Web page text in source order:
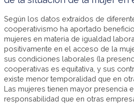
Según los datos extraídos de
cooperativismo ha aportado
mujeres en materia de igualdad
positivamente en el acceso de la
sus condiciones laborales (la
cooperativas es equitativa, y sus
existe menor temporalidad que en
Las mujeres tienen mayor presencia
responsabilidad que en otras